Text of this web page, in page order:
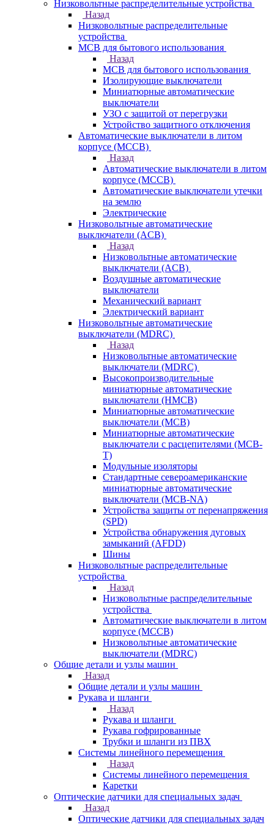
Низковольтные распределительные устройства
Назад
Низковольтные распределительные
устройства
MCB для бытового использования
Назад
MCB для бытового использования
Изолирующие выключатели
Миниатюрные автоматические
выключатели
УЗО с защитой от перегрузки
Устройство защитного отключения
Автоматические выключатели в литом
корпусе (MCCB)
Назад
Автоматические выключатели в литом
корпусе (MCCB)
Автоматические выключатели утечки
на землю
Электрические
Низковольтные автоматические
выключатели (ACB)
Назад
Низковольтные автоматические
выключатели (ACB)
Воздушные автоматические
выключатели
Механический вариант
Электрический вариант
Низковольтные автоматические
выключатели (MDRC)
Назад
Низковольтные автоматические
выключатели (MDRC)
Высокопроизводительные
миниатюрные автоматические
выключатели (HMCB)
Миниатюрные автоматические
выключатели (MCB)
Миниатюрные автоматические
выключатели с расцепителями (MCB-
T)
Модульные изоляторы
Стандартные североамериканские
миниатюрные автоматические
выключатели (MCB-NA)
Устройства защиты от перенапряжения
(SPD)
Устройства обнаружения дуговых
замыканий (AFDD)
Шины
Низковольтные распределительные
устройства
Назад
Низковольтные распределительные
устройства
Автоматические выключатели в литом
корпусе (MCCB)
Низковольтные автоматические
выключатели (MDRC)
Общие детали и узлы машин
Назад
Общие детали и узлы машин
Рукава и шланги
Назад
Рукава и шланги
Рукава гофрированные
Трубки и шланги из ПВХ
Системы линейного перемещения
Назад
Системы линейного перемещения
Каретки
Оптические датчики для специальных задач
Назад
Оптические датчики для специальных задач